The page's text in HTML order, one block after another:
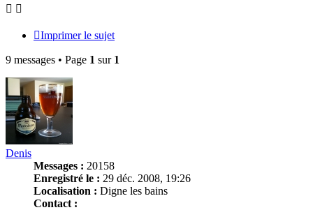
Imprimer le sujet
9 messages • Page 1 sur 1
Denis
Messages : 20158
Enregistré le : 29 déc. 2008, 19:26
Localisation : Digne les bains
Contact :